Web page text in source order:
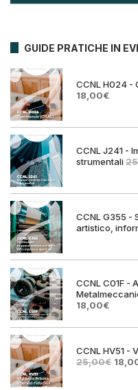
GUIDE PRATICHE IN
CCNL H024 -
Il
era:
18,00€Il
è:
CCNL J241 -
strumentali
CCNL G355 -
artistico,
CCNL C01F -
Il
originale
25,00€.
18,00€Il
attuale
CCNL HV51 -
25,00€ Il